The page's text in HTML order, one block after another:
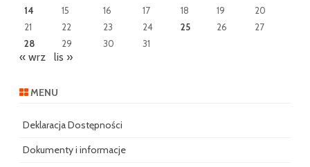
14
15 16 17 18 19
20
21
22 23 24 25 26
27
28
29 30 31
« wrz lis »
MENU
Deklaracja Dostępności
Dokumenty i informacje